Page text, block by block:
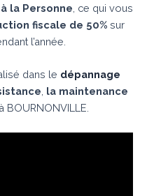
la Personne , ce qui vous
fiscale de 50% sur
l’année.
dans le dépannage
la maintenance
à BOURNONVILLE.